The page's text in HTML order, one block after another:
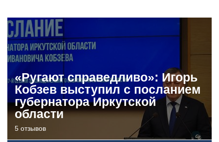
«Ругают справедливо»: Игорь
Кобзев выступил с посланием
губернатора Иркутской
области
5 отзывов